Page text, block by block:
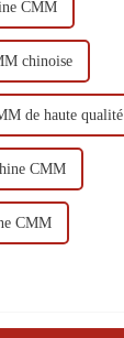
CMM
chinoise
de haute qualité
CMM
CMM